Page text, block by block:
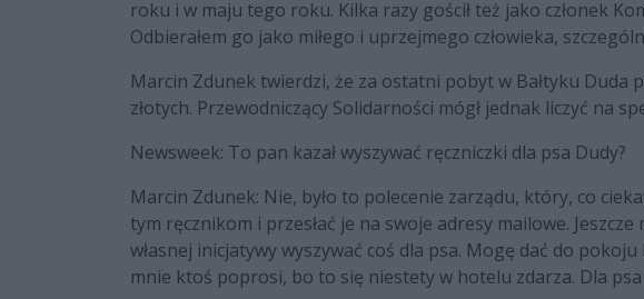
roku i w maju tego roku. Kilka razy gościł też jako członek
Odbierałem go jako miłego i uprzejmego człowieka,
Marcin Zdunek twierdzi, że za ostatni pobyt w Bałtyku Duda
złotych. Przewodniczący Solidarności mógł jednak liczyć na
Newsweek: To pan kazał wyszywać ręczniczki dla psa Dudy?
Marcin Zdunek: Nie, było to polecenie zarządu, który, co
tym ręcznikom i przesłać je na swoje adresy mailowe. Jeszcze
własnej inicjatywy wyszywać coś dla psa. Mogę dać do
mnie ktoś poprosi, bo to się niestety w hotelu zdarza. Dla psa